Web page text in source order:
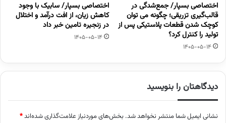
اختصاصی بسپار/ جمع‌شدگی در
قالب‌گیری تزریقی؛ چگونه می توان
کوچک شدن قطعات پلاستیکی پس از
تولید را کنترل کرد؟
1405-05-14
اختصاصی بسپار/ سابیک با وجود
کاهش زیان، از افت درآمد و اختلال
در زنجیره تامین خبر داد
1405-05-14
دیدگاهتان را بنویسید
نشانی ایمیل شما منتشر نخواهد شد. بخش‌های موردنیاز علامت‌گذاری شده‌اند*